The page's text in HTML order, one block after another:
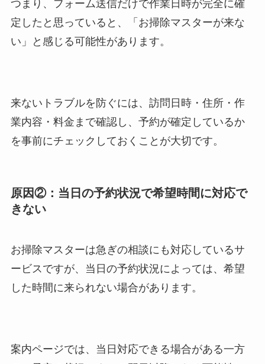
つまり、フォーム送信だけで作業日時が完全に確
定したと思っていると、「お掃除マスターが来な
い」と感じる可能性があります。
来ないトラブルを防ぐには、訪問日時・住所・作
業内容・料金まで確認し、予約が確定しているか
を事前にチェックしておくことが大切です。
原因②：当日の予約状況で希望時間に対応で
きない
お掃除マスターは急ぎの相談にも対応しているサ
ービスですが、当日の予約状況によっては、希望
した時間に来られない場合があります。
案内ページでは、当日対応できる場合がある一方